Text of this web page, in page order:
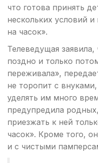
что готова принять
нескольких условий
на часок».
Телеведущая
поздно и только
переживала»,
не торопит с
уделять им много
предупредила
приезжать к ней
часок». Кроме того,
и с чистыми